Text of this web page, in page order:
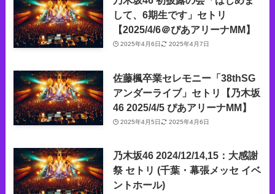
して、6期生です」セトリ
【2025/4/6＠ぴあアリーナMM】
2025年4月6日 2025年4月7日
佐藤楓卒業セレモニー「38thSG
アンダーライブ」セトリ【乃木坂
46 2025/4/5 ぴあアリーナMM】
2025年4月5日 2025年4月6日
乃木坂46 2024/12/14,15：大感謝
祭 セトリ (千葉・幕張メッセ イベ
ントホール)